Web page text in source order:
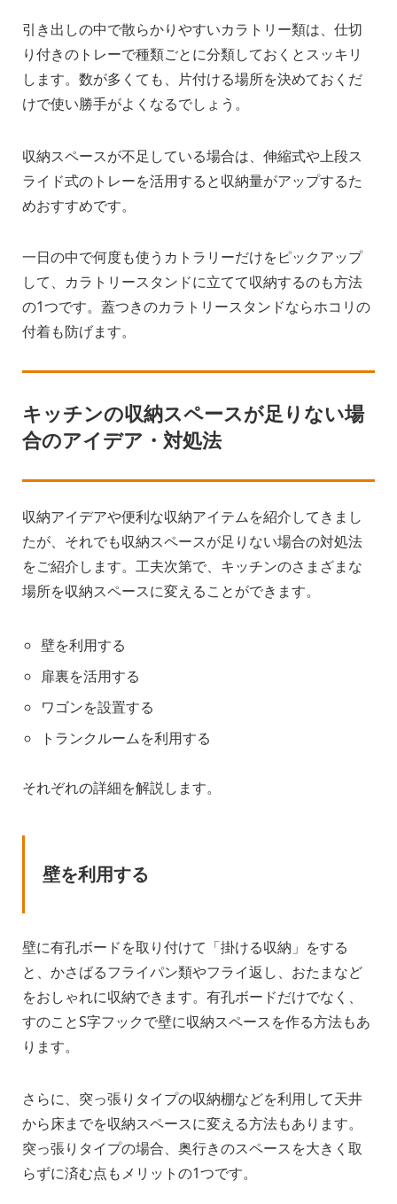
引き出しの中で散らかりやすいカラトリー類は、仕切
り付きのトレーで種類ごとに分類しておくとスッキリ
します。数が多くても、片付ける場所を決めておくだ
けで使い勝手がよくなるでしょう。
収納スペースが不足している場合は、伸縮式や上段ス
ライド式のトレーを活用すると収納量がアップするた
めおすすめです。
一日の中で何度も使うカトラリーだけをピックアップ
して、カラトリースタンドに立てて収納するのも方法
の1つです。蓋つきのカラトリースタンドならホコリの
付着も防げます。
キッチンの収納スペースが足りない場
合のアイデア・対処法
収納アイデアや便利な収納アイテムを紹介してきまし
たが、それでも収納スペースが足りない場合の対処法
をご紹介します。工夫次第で、キッチンのさまざまな
場所を収納スペースに変えることができます。
壁を利用する
扉裏を活用する
ワゴンを設置する
トランクルームを利用する
それぞれの詳細を解説します。
壁を利用する
壁に有孔ボードを取り付けて「掛ける収納」をする
と、かさばるフライパン類やフライ返し、おたまなど
をおしゃれに収納できます。有孔ボードだけでなく、
すのことS字フックで壁に収納スペースを作る方法もあ
ります。
さらに、突っ張りタイプの収納棚などを利用して天井
から床までを収納スペースに変える方法もあります。
突っ張りタイプの場合、奥行きのスペースを大きく取
らずに済む点もメリットの1つです。